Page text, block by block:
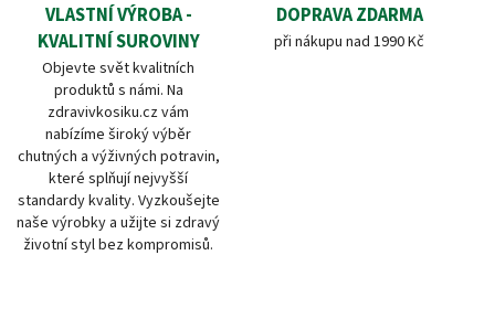
VLASTNÍ VÝROBA -
KVALITNÍ SUROVINY
Objevte svět kvalitních
produktů s námi. Na
zdravivkosiku.cz vám
nabízíme široký výběr
chutných a výživných potravin,
které splňují nejvyšší
standardy kvality. Vyzkoušejte
naše výrobky a užijte si zdravý
životní styl bez kompromisů.
DOPRAVA ZDARMA
při nákupu nad 1990 Kč